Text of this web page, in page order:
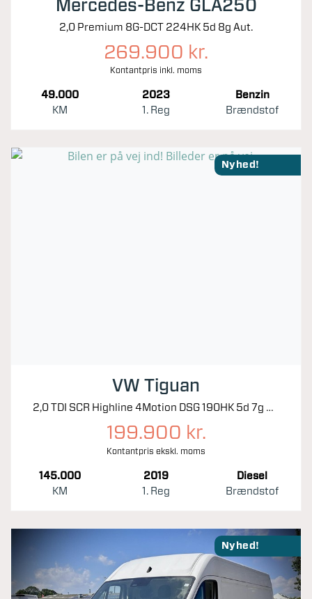
Mercedes-Benz GLA250
2,0 Premium 8G-DCT 224HK 5d 8g Aut.
269.900 kr.
Kontantpris inkl. moms
49.000
KM
2023
1. Reg
Benzin
Brændstof
Nyhed!
VW Tiguan
2,0 TDI SCR Highline 4Motion DSG 190HK 5d 7g Aut.
199.900 kr.
Kontantpris ekskl. moms
145.000
KM
2019
1. Reg
Diesel
Brændstof
Nyhed!